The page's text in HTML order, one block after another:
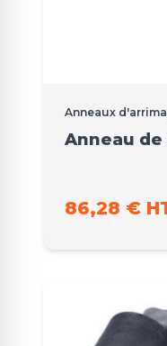
Anneaux
Anneau de
86,28 €